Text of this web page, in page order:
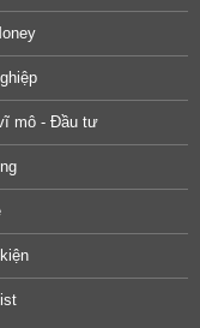
mô - Đầu tư